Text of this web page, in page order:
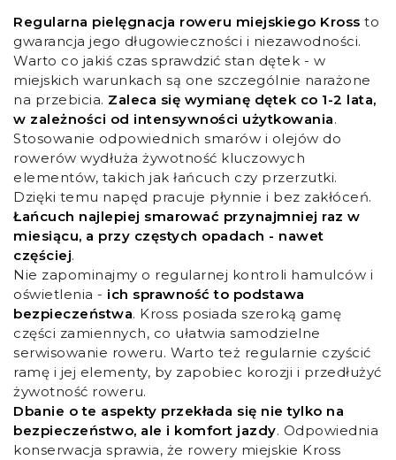
Regularna pielęgnacja roweru miejskiego Kross to
gwarancja jego długowieczności i niezawodności.
Warto co jakiś czas sprawdzić stan dętek - w
miejskich warunkach są one szczególnie narażone
na przebicia. Zaleca się wymianę dętek co 1-2 lata,
w zależności od intensywności użytkowania.
Stosowanie odpowiednich smarów i olejów do
rowerów wydłuża żywotność kluczowych
elementów, takich jak łańcuch czy przerzutki.
Dzięki temu napęd pracuje płynnie i bez zakłóceń.
Łańcuch najlepiej smarować przynajmniej raz w
miesiącu, a przy częstych opadach - nawet
częściej.
Nie zapominajmy o regularnej kontroli hamulców i
oświetlenia - ich sprawność to podstawa
bezpieczeństwa. Kross posiada szeroką gamę
części zamiennych, co ułatwia samodzielne
serwisowanie roweru. Warto też regularnie czyścić
ramę i jej elementy, by zapobiec korozji i przedłużyć
żywotność roweru.
Dbanie o te aspekty przekłada się nie tylko na
bezpieczeństwo, ale i komfort jazdy. Odpowiednia
konserwacja sprawia, że rowery miejskie Kross